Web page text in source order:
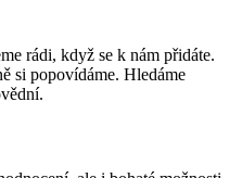
rádi, když se k nám přidáte.
si popovídáme. Hledáme